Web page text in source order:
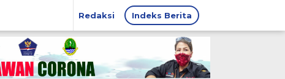
Redaksi Indeks Berita